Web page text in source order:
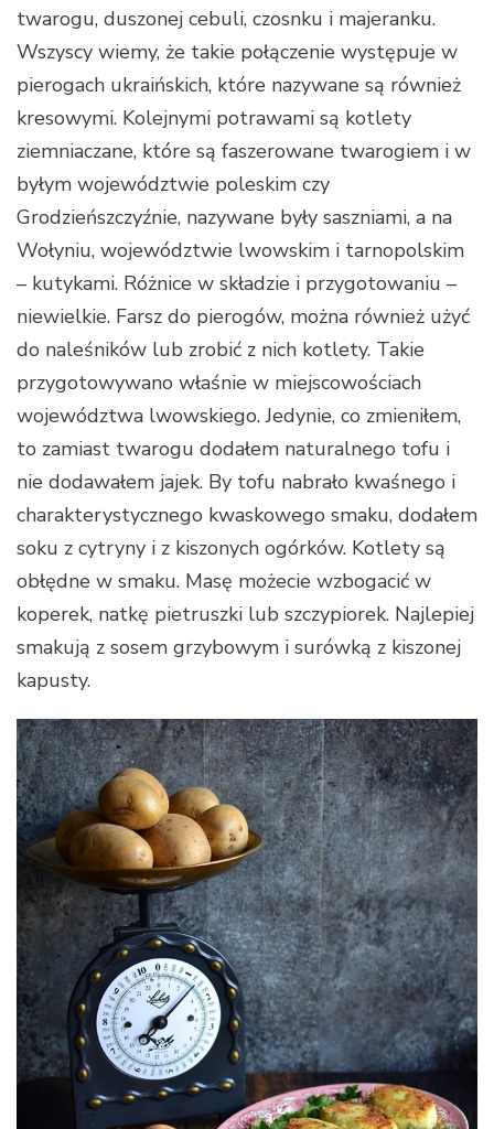
twarogu, duszonej cebuli, czosnku i majeranku.
Wszyscy wiemy, że takie połączenie występuje w
pierogach ukraińskich, które nazywane są również
kresowymi. Kolejnymi potrawami są kotlety
ziemniaczane, które są faszerowane twarogiem i w
byłym województwie poleskim czy
Grodzieńszczyźnie, nazywane były saszniami, a na
Wołyniu, województwie lwowskim i tarnopolskim
– kutykami. Różnice w składzie i przygotowaniu –
niewielkie. Farsz do pierogów, można również użyć
do naleśników lub zrobić z nich kotlety. Takie
przygotowywano właśnie w miejscowościach
województwa lwowskiego. Jedynie, co zmieniłem,
to zamiast twarogu dodałem naturalnego tofu i
nie dodawałem jajek. By tofu nabrało kwaśnego i
charakterystycznego kwaskowego smaku, dodałem
soku z cytryny i z kiszonych ogórków. Kotlety są
obłędne w smaku. Masę możecie wzbogacić w
koperek, natkę pietruszki lub szczypiorek. Najlepiej
smakują z sosem grzybowym i surówką z kiszonej
kapusty.